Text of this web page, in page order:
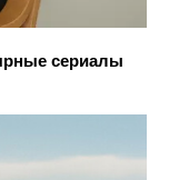
сериалы